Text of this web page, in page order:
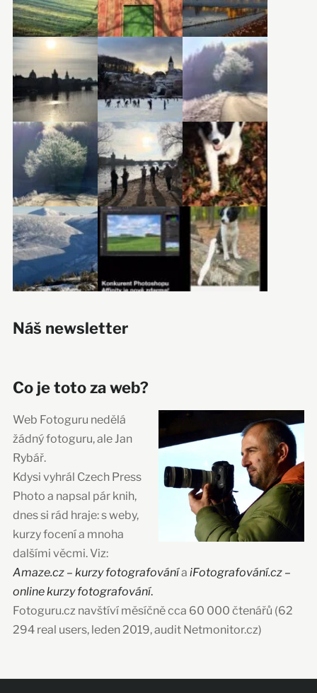
Náš newsletter
Co je toto za web?
Web Fotoguru nedělá
žádný fotoguru, ale Jan
Rybář.
Kdysi vyhrál Czech Press
Photo a napsal pár knih,
dnes si rád hraje: s weby,
kurzy focení a mnoha
dalšími věcmi. Viz:
Amaze.cz – kurzy fotografovánía iFotografování.cz –
online kurzy fotografování.
Fotoguru.cz navštíví měsíčně cca 60 000 čtenářů (62
294 real users, leden 2019, audit Netmonitor.cz)